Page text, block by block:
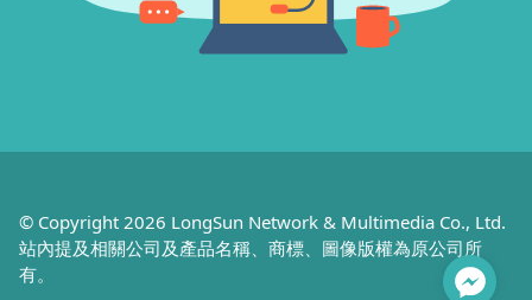
© Copyright 2026 LongSun Network & Multimedia Co., Ltd.
站內提及相關公司及產品名稱、商標、圖像版權為原公司所
有。